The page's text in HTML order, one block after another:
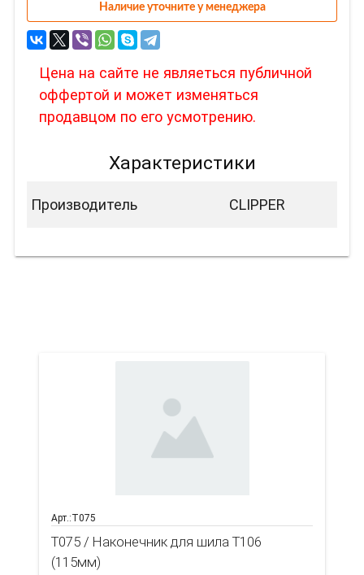
Наличие уточните у менеджера
Цена на сайте не являеться публичной
оффертой и может изменяться
продавцом по его усмотрению.
Характеристики
Производитель CLIPPER
Арт.:T075
T075 / Наконечник для шила Т106
(115мм)